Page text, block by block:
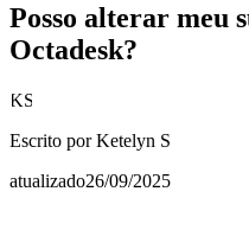
Posso alterar meu
Octadesk?
KS
Escrito porKetelyn S
atualizado26/09/2025